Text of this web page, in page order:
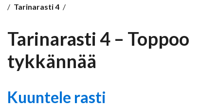
/ Tarinarasti 4 /
Tarinarasti 4 – Toppoo
tykkännää
Kuuntele rasti